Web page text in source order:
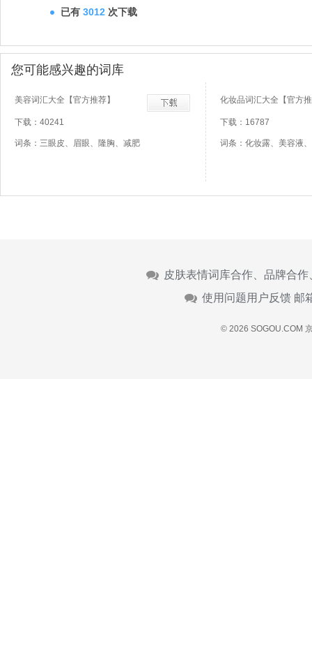
已有 3012 次下载
您可能感兴趣的词库
美容词汇大全【官方推荐】
下载：40241
词条：三眼皮、眉眼、隆胸、减肥
化妆品词汇大全【官方
下载：16787
词条：化妆露、美容液
皮肤表情词库合作、品牌合
使用问题用户反馈 邮
© 2026 SOGOU.COM